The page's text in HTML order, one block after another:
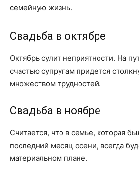
семейную жизнь.
Свадьба в октябре
Октябрь сулит неприятности. На
счастью супругам придется
множеством трудностей.
Свадьба в ноябре
Считается, что в семье, которая
последний месяц осени, всегда
материальном плане.